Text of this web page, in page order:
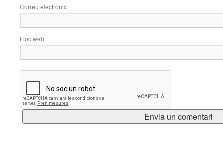
Correu electrònic
Lloc web